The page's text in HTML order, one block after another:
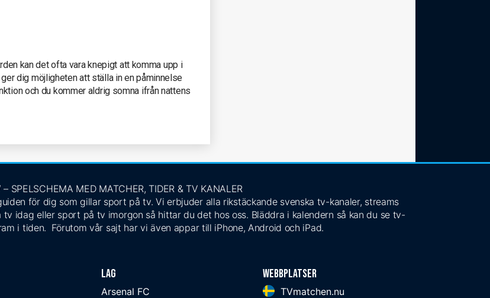
kan det ofta vara knepigt att komma upp i
dig möjligheten att ställa in en påminnelse
och du kommer aldrig somna ifrån nattens
– SPELSCHEMA MED MATCHER, TIDER & TV KANALER
för dig som gillar sport på tv. Vi erbjuder alla rikstäckande svenska tv-kanaler, streams
idag eller sport på tv imorgon så hittar du det hos oss. Bläddra i kalendern så kan du se tv-
i tiden. Förutom vår sajt har vi även appar till iPhone, Android och iPad.
Lag
Arsenal FC
Webbplatser
TVmatchen.nu